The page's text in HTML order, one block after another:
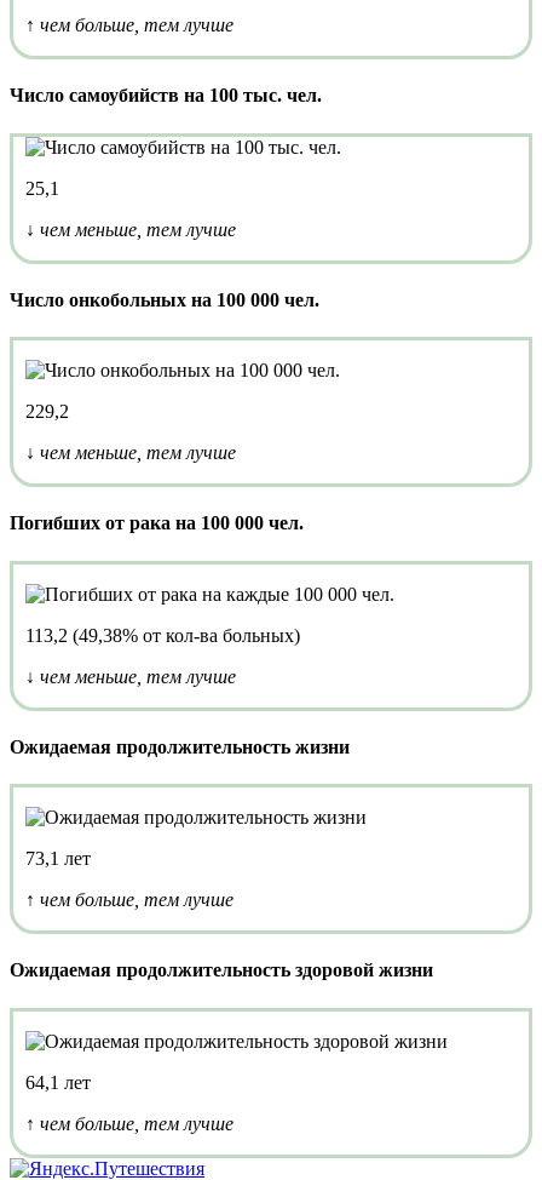
↑ чем больше, тем лучше
Число самоубийств на 100 тыс. чел.
25,1
↓ чем меньше, тем лучше
Число онкобольных на 100 000 чел.
229,2
↓ чем меньше, тем лучше
Погибших от рака на 100 000 чел.
113,2 (49,38% от кол-ва больных)
↓ чем меньше, тем лучше
Ожидаемая продолжительность жизни
73,1 лет
↑ чем больше, тем лучше
Ожидаемая продолжительность здоровой жизни
64,1 лет
↑ чем больше, тем лучше